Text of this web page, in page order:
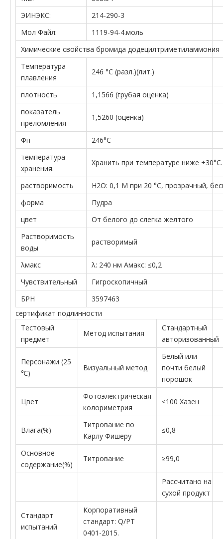
ЭИНЭКС:
214-290-3
Мол Файл:
1119-94-4.моль
Химические свойства бромида додецилтриметиламмония
Температура
плавления
246 °C (разл.)(лит.)
плотность
1,1566 (грубая оценка)
показатель
преломления
1,5260 (оценка)
Фп
246°С
температура
хранения.
Хранить при температуре ниже +30°C.
растворимость
H2O: 0,1 М при 20 °C, прозрачный,
форма
Пудра
цвет
От белого до слегка желтого
Растворимость
воды
растворимый
λмакс
λ: 240 нм Aмакс: ≤0,2
Чувствительный
Гигроскопичный
БРН
3597463
сертификат подлинности
Тестовый
предмет
Метод испытания
Стандартный
авторизованный
Персонажи (25
℃)
Визуальный метод
Белый или
почти белый
порошок
Цвет
Фотоэлектрическая
колориметрия
≤100 Хазен
Влага(%)
Титрование по
Карлу Фишеру
≤0,8
Основное
содержание(%)
Титрование ≥99,0
Рассчитано на
сухой продукт
Стандарт
испытаний
Корпоративный
стандарт: Q/PT
0401-2015.